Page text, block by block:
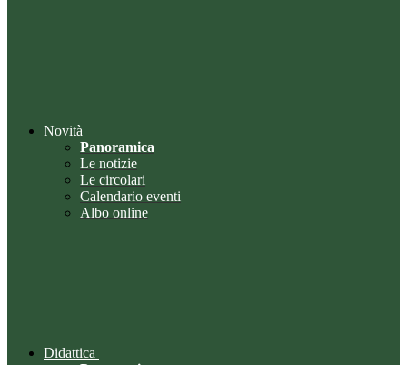
Novità
Panoramica
Le notizie
Le circolari
Calendario eventi
Albo online
Didattica